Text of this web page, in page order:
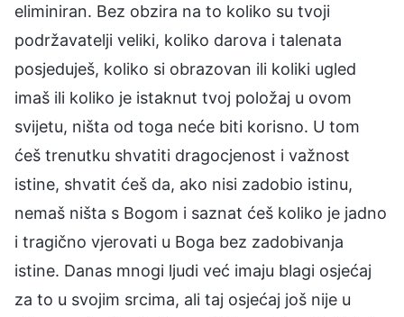
eliminiran. Bez obzira na to koliko su tvoji
podržavatelji veliki, koliko darova i talenata
posjeduješ, koliko si obrazovan ili koliki ugled
imaš ili koliko je istaknut tvoj položaj u ovom
svijetu, ništa od toga neće biti korisno. U tom
ćeš trenutku shvatiti dragocjenost i važnost
istine, shvatit ćeš da, ako nisi zadobio istinu,
nemaš ništa s Bogom i saznat ćeš koliko je jadno
i tragično vjerovati u Boga bez zadobivanja
istine. Danas mnogi ljudi već imaju blagi osjećaj
za to u svojim srcima, ali taj osjećaj još nije u